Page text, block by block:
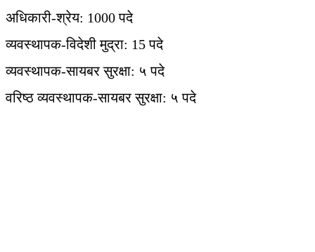
अधिकारी-श्रेय: 1000 पदे
व्यवस्थापक-विदेशी मुद्रा: 15 पदे
व्यवस्थापक-सायबर सुरक्षा: ५ पदे
वरिष्ठ व्यवस्थापक-सायबर सुरक्षा: ५ पदे